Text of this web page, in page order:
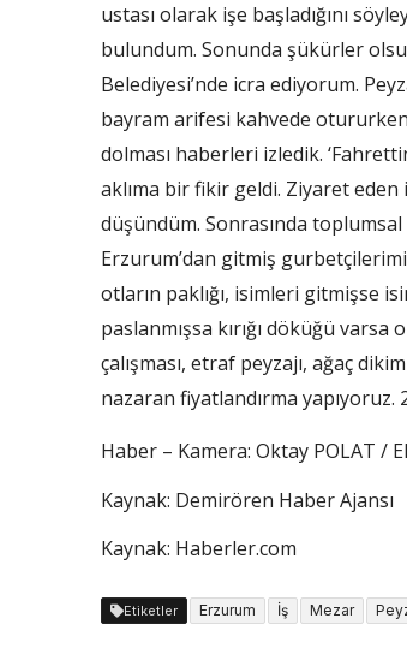
ustası olarak işe başladığını
bulundum. Sonunda şükürler
Belediyesi’nde icra ediyorum.
bayram arifesi kahvede otururken
dolması haberleri izledik.
aklıma bir fikir geldi. Ziyaret eden
düşündüm. Sonrasında toplumsal
Erzurum’dan gitmiş
otların paklığı, isimleri gitmişse
paslanmışsa kırığı döküğü
çalışması, etraf peyzajı, ağaç
nazaran fiyatlandırma
Haber – Kamera: Oktay POLAT /
Kaynak: Demirören Haber Ajansı
Kaynak: Haberler.com
Etiketler Erzurum İş Mezar